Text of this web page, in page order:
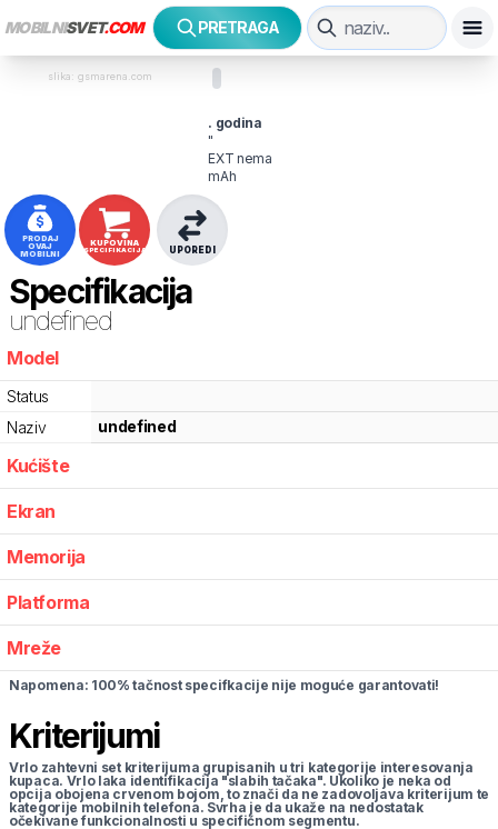
MOBILNISVET.COM PRETRAGA
slika: gsmarena.com
. godina
"
EXT nema
mAh
PRODAJ
OVAJ
MOBILNI
KUPOVINA
SPECIFIKACIJA UPOREDI
Specifikacija
undefined
Model
Status
Naziv
undefined
Kućište
Ekran
Memorija
Platforma
Mreže
Napomena: 100% tačnost specifkacije nije moguće garantovati!
Kriterijumi
Vrlo zahtevni set kriterijuma grupisanih u tri kategorije interesovanja
kupaca. Vrlo laka identifikacija "slabih tačaka". Ukoliko je neka od
opcija obojena crvenom bojom, to znači da ne zadovoljava kriterijum te
kategorije mobilnih telefona. Svrha je da ukaže na nedostatak
očekivane funkcionalnosti u specifičnom segmentu.